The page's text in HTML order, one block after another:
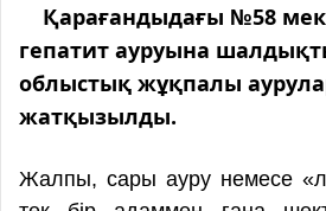
Қарағандыдағы №58
гепатит ауруына
облыстық жұқпалы
жатқызылды.
Жалпы, сары ауру немесе